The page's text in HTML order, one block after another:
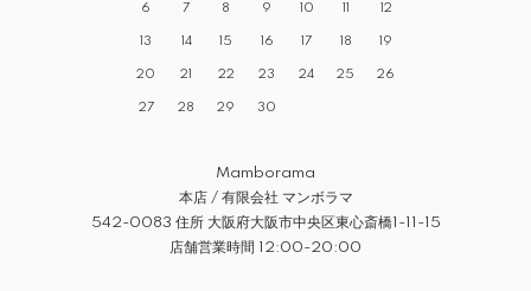
6 7 8 9 10 11 12
13 14 15 16 17 18 19
20 21 22 23 24 25 26
27 28 29 30
Mamborama
本店 / 有限会社 マンボラマ
542-0083 住所 大阪府大阪市中央区東心斎橋1-11-15
店舗営業時間 12:00-20:00